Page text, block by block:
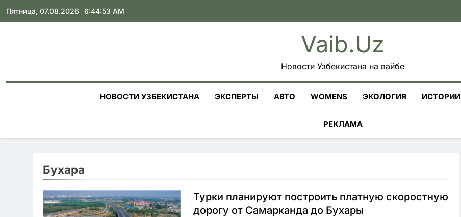
Skip
Пятница, 07.08.2026 6:44:54 AM
Vaib.uz
Новости Узбекистана на вайбе
НОВОСТИ УЗБЕКИСТАНА ЭКСПЕРТЫ АВТО WOMENS ЭКОЛОГИЯ ИСТОРИИ
РЕКЛАМА
Бухара
Турки планируют построить платную скоростную
дорогу от Самарканда до Бухары